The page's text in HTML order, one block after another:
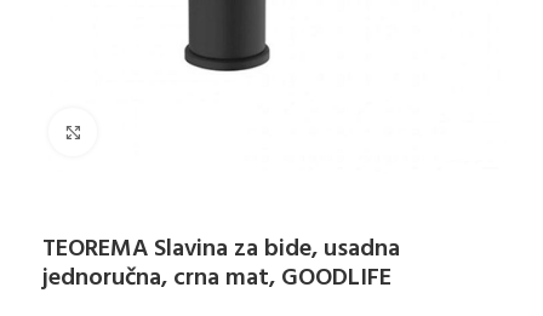
TEOREMA Slavina za bide, usadna
jednoručna, crna mat, GOODLIFE